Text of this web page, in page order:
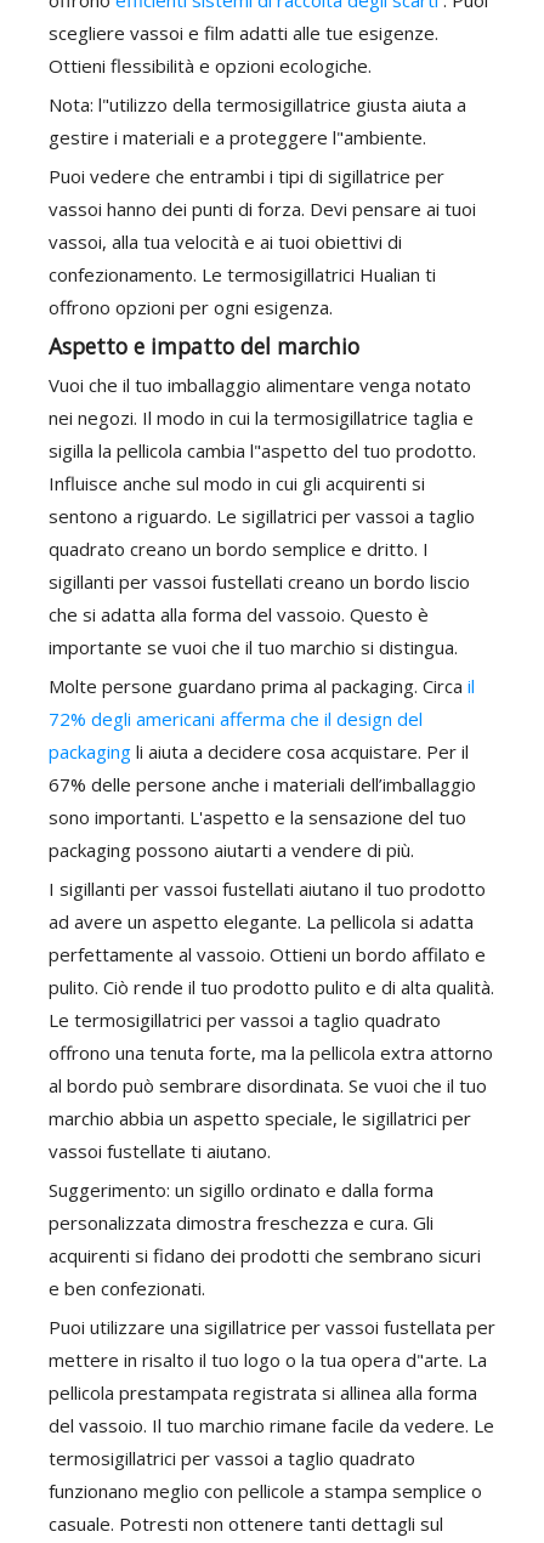
scegliere vassoi e film adatti alle tue esigenze.
Ottieni flessibilità e opzioni ecologiche.
Nota: l"utilizzo della termosigillatrice giusta aiuta a
gestire i materiali e a proteggere l"ambiente.
Puoi vedere che entrambi i tipi di sigillatrice per
vassoi hanno dei punti di forza. Devi pensare ai tuoi
vassoi, alla tua velocità e ai tuoi obiettivi di
confezionamento. Le termosigillatrici Hualian ti
offrono opzioni per ogni esigenza.
Aspetto e impatto del marchio
Vuoi che il tuo imballaggio alimentare venga notato
nei negozi. Il modo in cui la termosigillatrice taglia e
sigilla la pellicola cambia l"aspetto del tuo prodotto.
Influisce anche sul modo in cui gli acquirenti si
sentono a riguardo. Le sigillatrici per vassoi a taglio
quadrato creano un bordo semplice e dritto. I
sigillanti per vassoi fustellati creano un bordo liscio
che si adatta alla forma del vassoio. Questo è
importante se vuoi che il tuo marchio si distingua.
Molte persone guardano prima al packaging. Circa il
72% degli americani afferma che il design del
packaging li aiuta a decidere cosa acquistare. Per il
67% delle persone anche i materiali dell’imballaggio
sono importanti. L'aspetto e la sensazione del tuo
packaging possono aiutarti a vendere di più.
I sigillanti per vassoi fustellati aiutano il tuo prodotto
ad avere un aspetto elegante. La pellicola si adatta
perfettamente al vassoio. Ottieni un bordo affilato e
pulito. Ciò rende il tuo prodotto pulito e di alta qualità.
Le termosigillatrici per vassoi a taglio quadrato
offrono una tenuta forte, ma la pellicola extra attorno
al bordo può sembrare disordinata. Se vuoi che il tuo
marchio abbia un aspetto speciale, le sigillatrici per
vassoi fustellate ti aiutano.
Suggerimento: un sigillo ordinato e dalla forma
personalizzata dimostra freschezza e cura. Gli
acquirenti si fidano dei prodotti che sembrano sicuri
e ben confezionati.
Puoi utilizzare una sigillatrice per vassoi fustellata per
mettere in risalto il tuo logo o la tua opera d"arte. La
pellicola prestampata registrata si allinea alla forma
del vassoio. Il tuo marchio rimane facile da vedere. Le
termosigillatrici per vassoi a taglio quadrato
funzionano meglio con pellicole a stampa semplice o
casuale. Potresti non ottenere tanti dettagli sul